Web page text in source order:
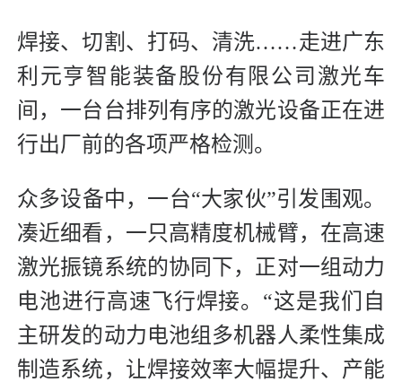
焊接、切割、打码、清洗……走进广东
利元亨智能装备股份有限公司激光车
间，一台台排列有序的激光设备正在进
行出厂前的各项严格检测。
众多设备中，一台“大家伙”引发围观。
凑近细看，一只高精度机械臂，在高速
激光振镜系统的协同下，正对一组动力
电池进行高速飞行焊接。“这是我们自
主研发的动力电池组多机器人柔性集成
制造系统，让焊接效率大幅提升、产能